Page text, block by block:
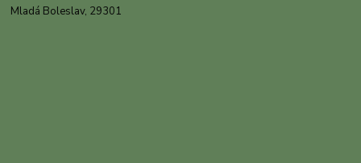
Mladá Boleslav, 29301